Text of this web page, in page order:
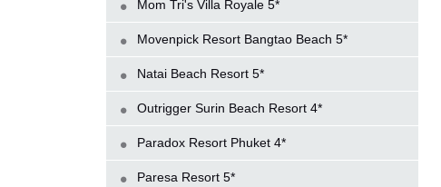
Mom Tri's Villa Royale 5*
Movenpick Resort Bangtao Beach 5*
Natai Beach Resort 5*
Outrigger Surin Beach Resort 4*
Paradox Resort Phuket 4*
Paresa Resort 5*